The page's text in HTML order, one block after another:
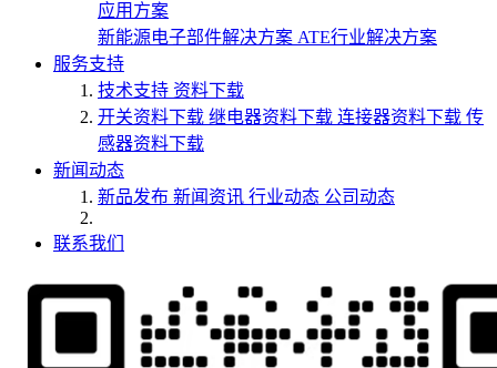
应用方案
新能源电子部件解决方案 ATE行业解决方案
服务支持
技术支持 资料下载
开关资料下载 继电器资料下载 连接器资料下载 传
感器资料下载
新闻动态
新品发布 新闻资讯 行业动态 公司动态
联系我们